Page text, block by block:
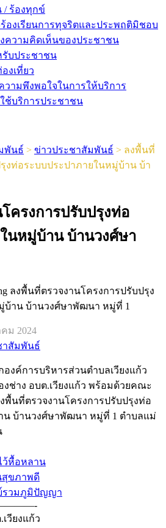
/ ร้องทุกข์
ร้องเรียนการทุจริตและประพฤติมิชอบ
ความคิดเห็นของประชาชน
บประชาชน
งเที่ยว
วามพึงพอใจในการให้บริการ
ช้บริการประชาชน
พันธ์ > ข่าวประชาสัมพันธ์ > ลงพื้นที่
งท่อระบบประปาภายในหมู่บ้าน บ้า
ครงการปรับปรุงท่อ
นหมู่บ้าน บ้านวงศ์ษา
ม 2024
าสัมพันธ์
งค์การบริหารส่วนตำบลเวียงแก้ว
ช่าง อบต.เวียงแก้ว พร้อมด้วยคณะ
พื้นที่ตรวจงานโครงการปรับปรุงท่อ
น บ้านวงศ์ษาพัฒนา หมู่ที่ 1 ตำบลแม่
ว้หื้อหลาน
สุขภาพดี
รวมภูมิปัญญา
วียงแก้ว